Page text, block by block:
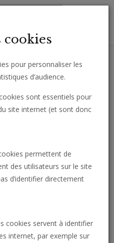
cookies
pour personnaliser les
d’audience.
sont essentiels pour
site internet (et sont donc
permettent de
des utilisateurs sur le site
d’identifier directement
cookies servent à identifier
internet, par exemple sur